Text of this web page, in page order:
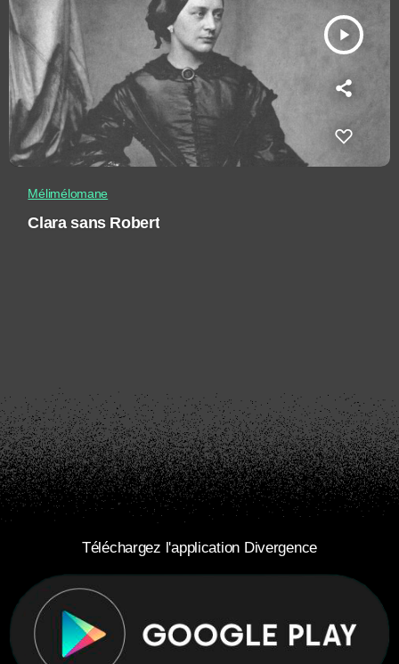
play_arrow
Mélimélomane
Clara sans Robert
Téléchargez l'application Divergence